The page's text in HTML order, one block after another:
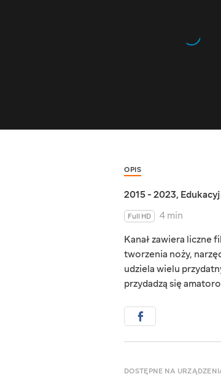
OPIS
2015 - 2023,
Full HD
4 min
Kanał zawiera liczne
tworzenia noży,
udziela wielu
przydadzą się
DOSTĘPNE NA